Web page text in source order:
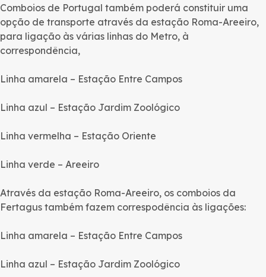
Comboios de Portugal também poderá constituir uma
opção de transporte através da estação Roma-Areeiro,
para ligação às várias linhas do Metro, à
correspondência,
Linha amarela – Estação Entre Campos
Linha azul – Estação Jardim Zoológico
Linha vermelha – Estação Oriente
Linha verde – Areeiro
Através da estação Roma-Areeiro, os comboios da
Fertagus também fazem correspodência às ligações:
Linha amarela – Estação Entre Campos
Linha azul – Estação Jardim Zoológico